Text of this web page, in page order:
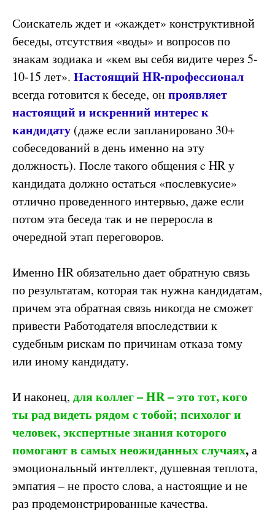
Соискатель ждет и «жаждет» конструктивной
беседы, отсутствия «воды» и вопросов по
знакам зодиака и «кем вы себя видите через 5-
10-15 лет». Настоящий HR-профессионал
всегда готовится к беседе, онпроявляет
настоящий и искренний интерес к
кандидату (даже если запланировано 30+
собеседований в день именно на эту
должность). После такого общения c HR у
кандидата должно остаться «послевкусие»
отлично проведенного интервью, даже если
потом эта беседа так и не переросла в
очередной этап переговоров.
ИменноHR обязательно дает обратную связь
по результатам, которая так нужна кандидатам,
причем эта обратная связь никогда не сможет
привести Работодателя впоследствии к
судебным рискам по причинам отказа тому
или иному кандидату.
И наконец, для коллег – HR – это тот, кого
ты рад видеть рядом с тобой; психолог и
человек, экспертные знания которого
помогают в самых неожиданных случаях,а
эмоциональный интеллект, душевная теплота,
эмпатия – не просто слова, а настоящие и не
раз продемонстрированные качества.